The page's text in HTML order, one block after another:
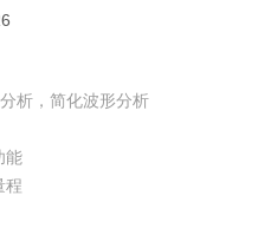
析，简化波形分析
能
程